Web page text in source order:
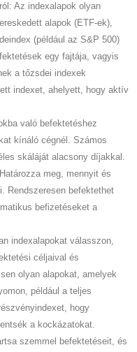
Az indexalapok olyan
alapok (ETF-ek),
(például az S&P 500)
egy fajtája, vagyis
a tőzsdei indexek
indexet, ahelyett, hogy aktív
való befektetéshez
kínáló cégnél. Számos
skáláját alacsony díjakkal.
meg, mennyit és
Rendszeresen befektethet
befizetéseket a
indexalapokat válasszon,
céljaival és
olyan alapokat, amelyek
például a teljes
hogy
a kockázatokat.
szemmel befektetéseit, és